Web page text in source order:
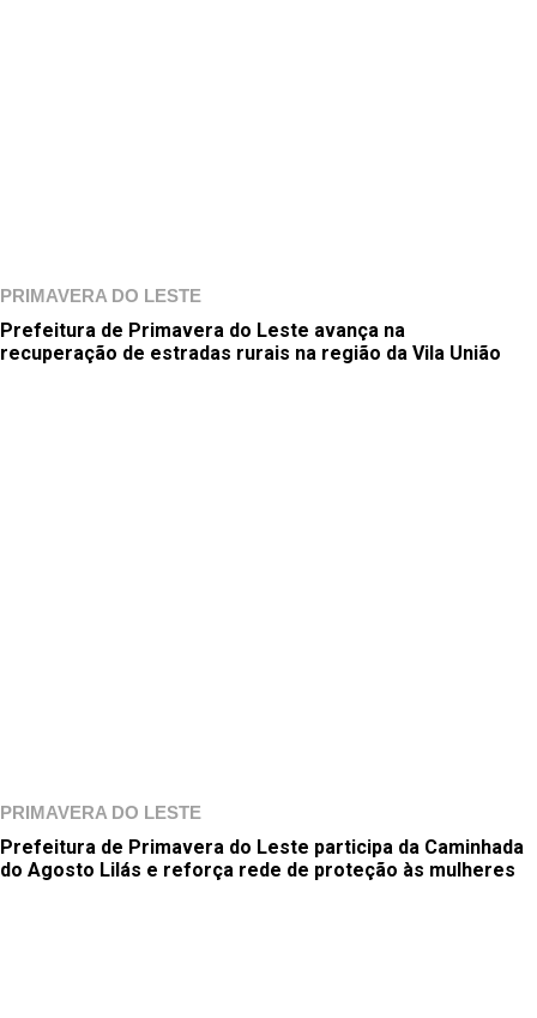
PRIMAVERA DO LESTE
Prefeitura de Primavera do Leste avança na
recuperação de estradas rurais na região da Vila União
PRIMAVERA DO LESTE
Prefeitura de Primavera do Leste participa da Caminhada
do Agosto Lilás e reforça rede de proteção às mulheres